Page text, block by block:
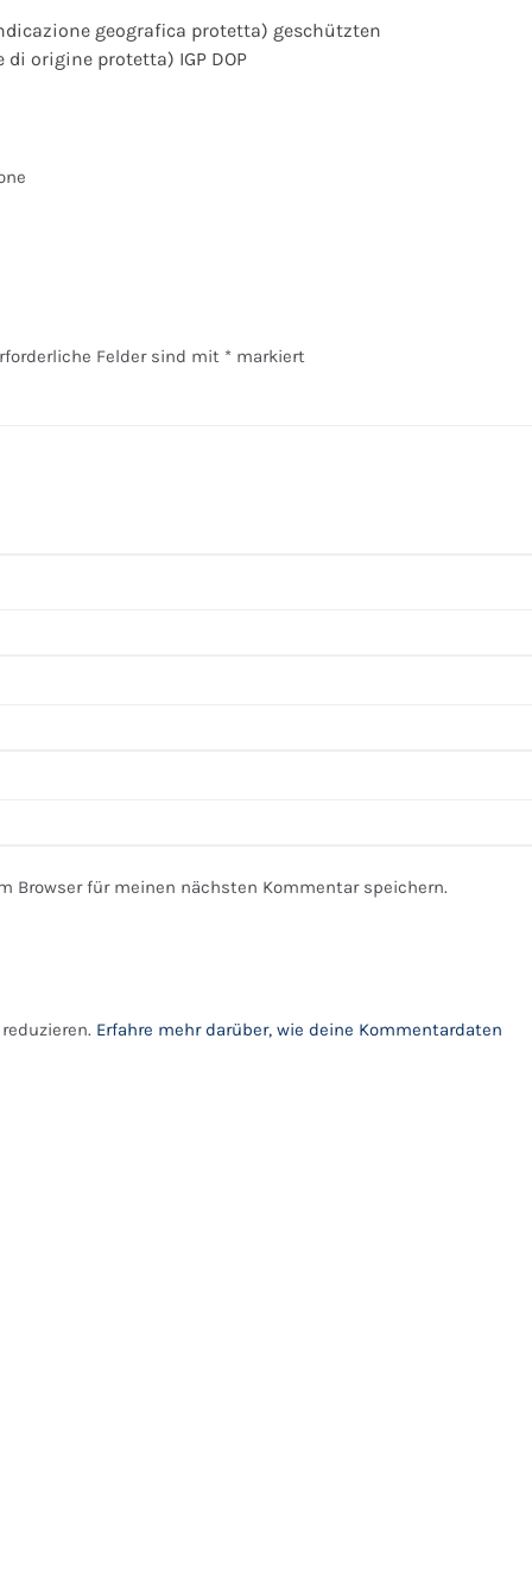
geografica protetta) geschützten
origine protetta) IGP DOP
Felder sind mit * markiert
Browser für meinen nächsten Kommentar speichern.
Erfahre mehr darüber, wie deine Kommentardaten